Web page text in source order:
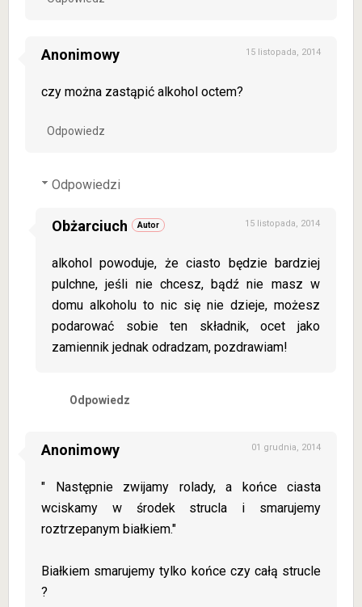
Anonimowy 15 listopada, 2014
czy można zastąpić alkohol octem?
Odpowiedz
Odpowiedzi
Obżarciuch 15 listopada, 2014
alkohol powoduje, że ciasto będzie bardziej
pulchne, jeśli nie chcesz, bądź nie masz w
domu alkoholu to nic się nie dzieje, możesz
podarować sobie ten składnik, ocet jako
zamiennik jednak odradzam, pozdrawiam!
Odpowiedz
Anonimowy 01 grudnia, 2014
" Następnie zwijamy rolady, a końce ciasta
wciskamy w środek strucla i smarujemy
roztrzepanym białkiem."
Białkiem smarujemy tylko końce czy całą strucle
?